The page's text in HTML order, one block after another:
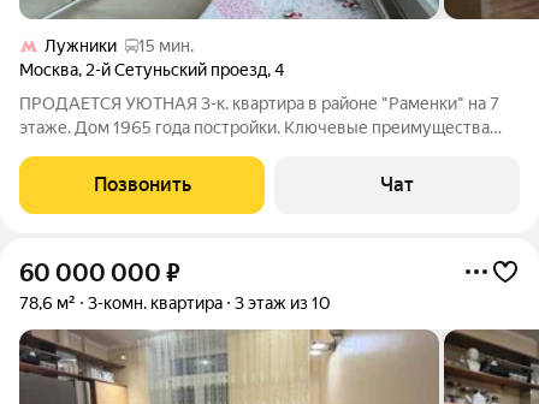
Лужники
15 мин.
Москва, 2-й Сетуньский проезд,4
ПРОДАЕТСЯ УЮТНАЯ 3-к. квартира в районе "Раменки" на 7
этаже. Дом 1965 года постройки. Ключевые преимущества
изолированные) Косметический ремонт. Вид на Воробьевы
горы и МГУ. Транспортная
Позвонить Чат
60 000 000 ₽
78,6 м² 3-комн. квартира 3 этаж из 10